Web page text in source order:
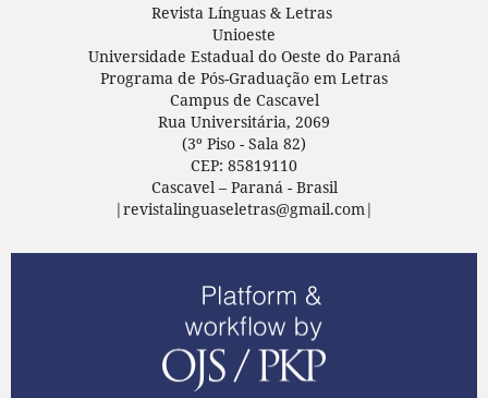
Revista Línguas & Letras
Unioeste
Universidade Estadual do Oeste do Paraná
Programa de Pós-Graduação em Letras
Campus de Cascavel
Rua Universitária, 2069
(3º Piso - Sala 82)
CEP: 85819110
Cascavel – Paraná - Brasil
|revistalinguaseletras@gmail.com|